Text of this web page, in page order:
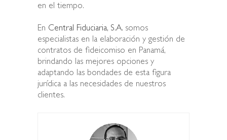
en el tiempo.
En Central Fiduciaria, S.A. somos
especialistas en la elaboración y gestión de
contratos de fideicomiso en Panamá,
brindando las mejores opciones y
adaptando las bondades de esta figura
jurídica a las necesidades de nuestros
clientes.